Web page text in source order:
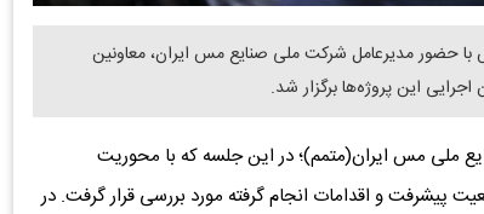
حضور مدیرعامل شرکت ملی صنایع مس ایران، معاونین
این پروژه‌ها برگزار شد.
ملی مس ایران(متمم)؛ در این جلسه که با محوریت
شد، آخرین وضعیت پیشرفت و اقدامات انجام گرفته مورد بررسی قرار گرفت. در